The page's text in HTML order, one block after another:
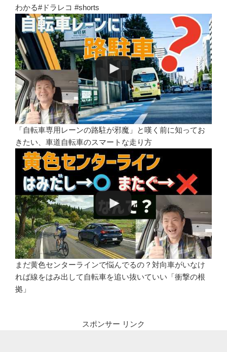
わかる#ドラレコ #shorts
「自転車専用レーンの路駐が邪魔」と嘆く前に知ってお
きたい、車道自転車のスマートな走り方
まだ黄色センターラインで悩んでるの？対向車がいなけ
れば線をはみ出して自転車を追い抜いていい「衝撃の根
拠」
スポンサー リンク